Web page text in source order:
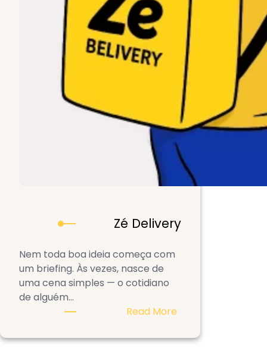
Zé Delivery
Nem toda boa ideia começa com
um briefing. Às vezes, nasce de
uma cena simples — o cotidiano
de alguém…
Read More:
Delivery